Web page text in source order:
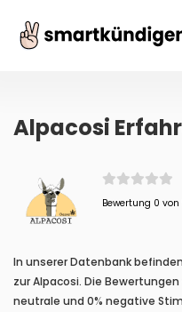
Alpacosi
Bewertung 0 von
In unserer Datenbank
zur Alpacosi. Die
neutrale und 0% negative